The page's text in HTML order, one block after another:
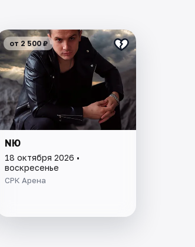
от 2 500 ₽
NЮ
18 октября 2026 •
воскресенье
СРК Арена